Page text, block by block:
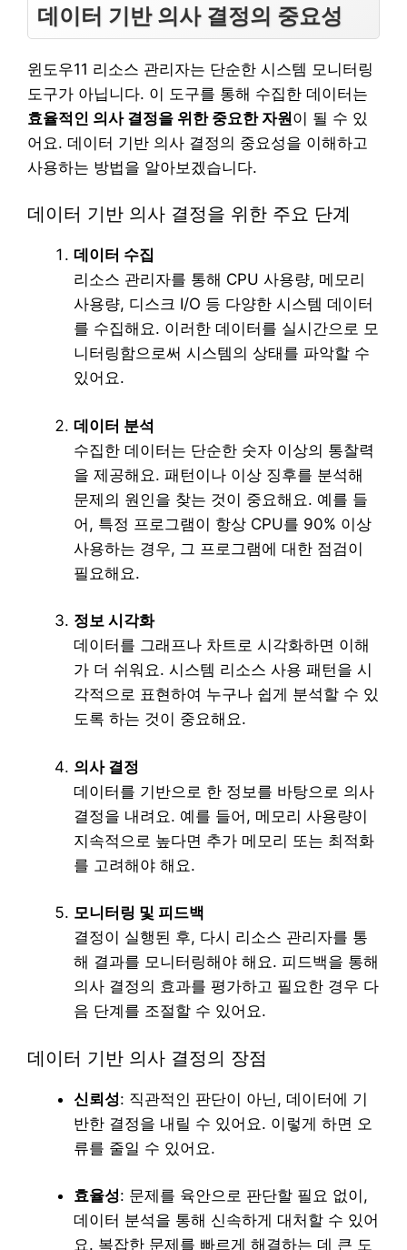
데이터 기반 의사 결정의 중요성
윈도우11 리소스 관리자는 단순한 시스템 모니터링
도구가 아닙니다. 이 도구를 통해 수집한 데이터는
효율적인 의사 결정을 위한 중요한 자원이 될 수 있
어요. 데이터 기반 의사 결정의 중요성을 이해하고
사용하는 방법을 알아보겠습니다.
데이터 기반 의사 결정을 위한 주요 단계
데이터 수집
리소스 관리자를 통해 CPU 사용량, 메모리
사용량, 디스크 I/O 등 다양한 시스템 데이터
를 수집해요. 이러한 데이터를 실시간으로 모
니터링함으로써 시스템의 상태를 파악할 수
있어요.
데이터 분석
수집한 데이터는 단순한 숫자 이상의 통찰력
을 제공해요. 패턴이나 이상 징후를 분석해
문제의 원인을 찾는 것이 중요해요. 예를 들
어, 특정 프로그램이 항상 CPU를 90% 이상
사용하는 경우, 그 프로그램에 대한 점검이
필요해요.
정보 시각화
데이터를 그래프나 차트로 시각화하면 이해
가 더 쉬워요. 시스템 리소스 사용 패턴을 시
각적으로 표현하여 누구나 쉽게 분석할 수 있
도록 하는 것이 중요해요.
의사 결정
데이터를 기반으로 한 정보를 바탕으로 의사
결정을 내려요. 예를 들어, 메모리 사용량이
지속적으로 높다면 추가 메모리 또는 최적화
를 고려해야 해요.
모니터링 및 피드백
결정이 실행된 후, 다시 리소스 관리자를 통
해 결과를 모니터링해야 해요. 피드백을 통해
의사 결정의 효과를 평가하고 필요한 경우 다
음 단계를 조절할 수 있어요.
데이터 기반 의사 결정의 장점
신뢰성: 직관적인 판단이 아닌, 데이터에 기
반한 결정을 내릴 수 있어요. 이렇게 하면 오
류를 줄일 수 있어요.
효율성: 문제를 육안으로 판단할 필요 없이,
데이터 분석을 통해 신속하게 대처할 수 있어
요. 복잡한 문제를 빠르게 해결하는 데 큰 도